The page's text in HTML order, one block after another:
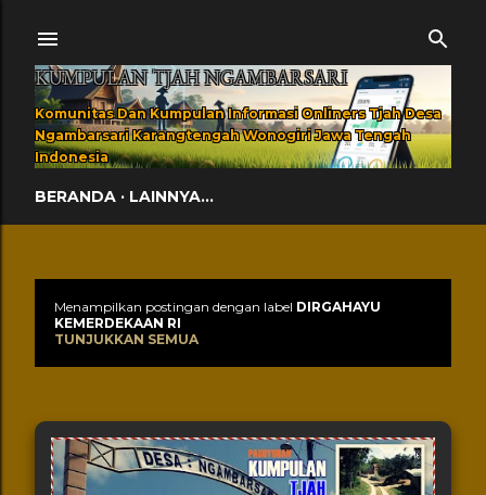
KUMPULAN TJAH NGAMBARSARI
Komunitas Dan Kumpulan Informasi Onliners Tjah Desa
Ngambarsari Karangtengah Wonogiri Jawa Tengah
Indonesia
BERANDA LAINNYA…
Postingan
Menampilkan postingan dengan label DIRGAHAYU
KEMERDEKAAN RI
TUNJUKKAN SEMUA